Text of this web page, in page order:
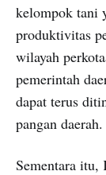
kelompok tani
produktivitas
wilayah
pemerintah
dapat terus
pangan daerah.
Sementara itu,